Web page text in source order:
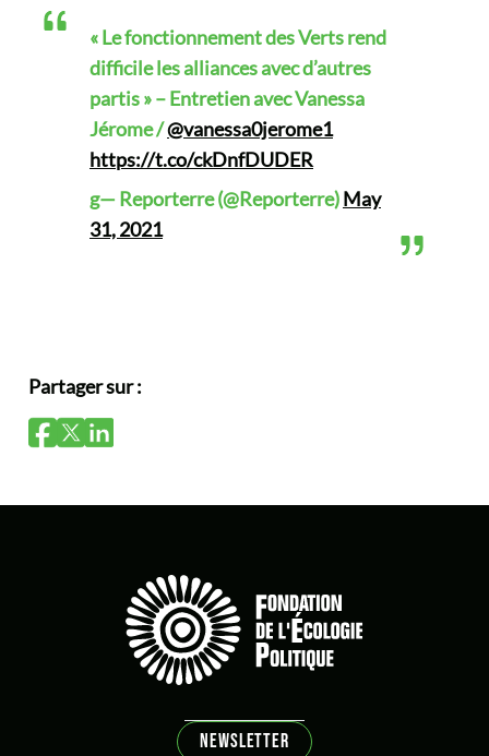
« Le fonctionnement des Verts rend
difficile les alliances avec d’autres
partis » – Entretien avec Vanessa
Jérome /@vanessa0jerome1
https://t.co/ckDnfDUDER
g— Reporterre (@Reporterre)May
31, 2021
Partager sur :
NEWSLETTER